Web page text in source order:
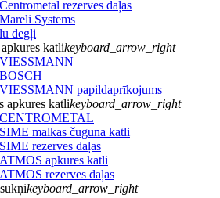
Centrometal rezerves daļas
Mareli Systems
degļi
katlikeyboard_arrow_right
VIESSMANN
BOSCH
VIESSMANN papildaprīkojums
apkures katlikeyboard_arrow_right
CENTROMETAL
SIME malkas čuguna katli
SIME rezerves daļas
ATMOS apkures katli
ATMOS rezerves daļas
keyboard_arrow_right